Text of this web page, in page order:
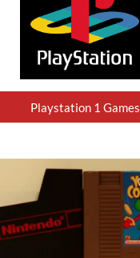
Playstation 1 Games